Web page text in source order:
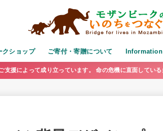
クショップ ご寄付・寄贈について
支援によって成り立っています。 命の危機に直面してい